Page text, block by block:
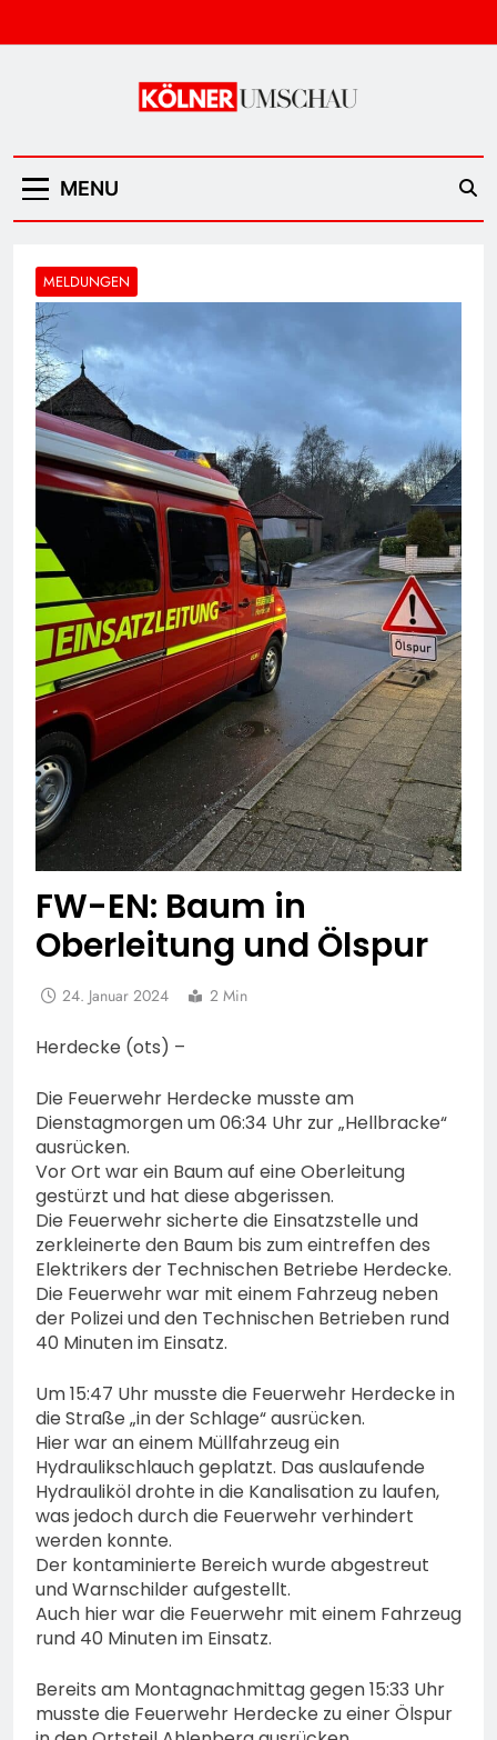
to
Kölner Umschau
MENU
MELDUNGEN
FW-EN: Baum in
Oberleitung und Ölspur
24. Januar 2024 2 Min
Herdecke (ots) –
Die Feuerwehr Herdecke musste am
Dienstagmorgen um 06:34 Uhr zur „Hellbracke“
ausrücken.
Vor Ort war ein Baum auf eine Oberleitung
gestürzt und hat diese abgerissen.
Die Feuerwehr sicherte die Einsatzstelle und
zerkleinerte den Baum bis zum eintreffen des
Elektrikers der Technischen Betriebe Herdecke.
Die Feuerwehr war mit einem Fahrzeug neben
der Polizei und den Technischen Betrieben rund
40 Minuten im Einsatz.
Um 15:47 Uhr musste die Feuerwehr Herdecke in
die Straße „in der Schlage“ ausrücken.
Hier war an einem Müllfahrzeug ein
Hydraulikschlauch geplatzt. Das auslaufende
Hydrauliköl drohte in die Kanalisation zu laufen,
was jedoch durch die Feuerwehr verhindert
werden konnte.
Der kontaminierte Bereich wurde abgestreut
und Warnschilder aufgestellt.
Auch hier war die Feuerwehr mit einem Fahrzeug
rund 40 Minuten im Einsatz.
Bereits am Montagnachmittag gegen 15:33 Uhr
musste die Feuerwehr Herdecke zu einer Ölspur